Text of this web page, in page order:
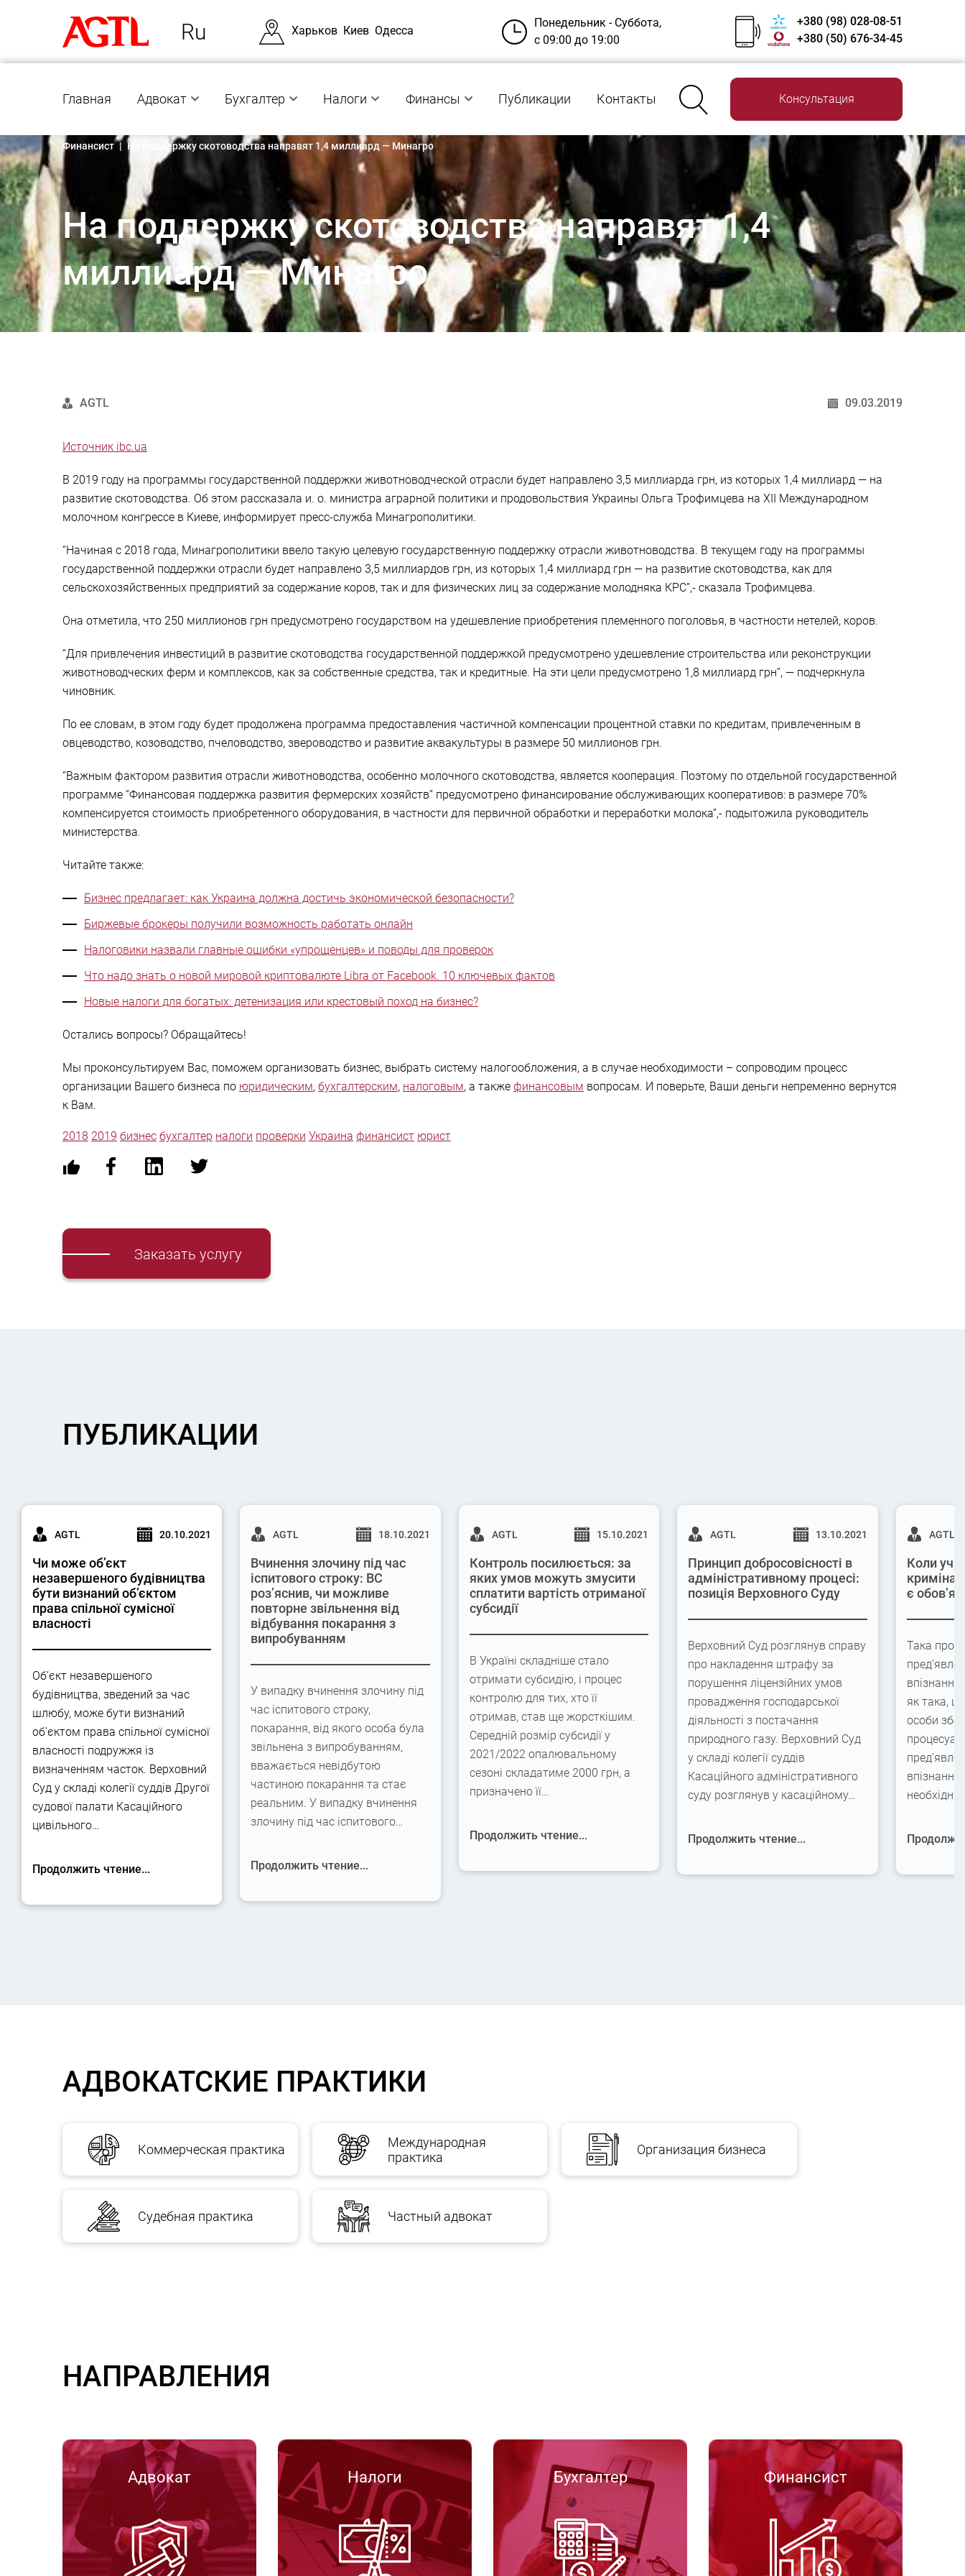
Ru Харьков Киев Одесса
Понедельник - Суббота,
с 09:00 до 19:00
+380 (98) 028-08-51
+380 (50) 676-34-45
Главная Адвокат Бухгалтер Налоги Финансы Публикации Контакты Консультация
Финансист | На поддержку скотоводства направят 1,4 миллиард — Минагро
На поддержку скотоводства направят 1,4
миллиард — Минагро
AGTL 09.03.2019
Источник ibc.ua
В 2019 году на программы государственной поддержки животноводческой отрасли будет направлено 3,5 миллиарда грн, из которых 1,4 миллиард — на
развитие скотоводства. Об этом рассказала и. о. министра аграрной политики и продовольствия Украины Ольга Трофимцева на XII Международном
молочном конгрессе в Киеве, информирует пресс-служба Минагрополитики.
“Начиная с 2018 года, Минагрополитики ввело такую целевую государственную поддержку отрасли животноводства. В текущем году на программы
государственной поддержки отрасли будет направлено 3,5 миллиардов грн, из которых 1,4 миллиард грн — на развитие скотоводства, как для
сельскохозяйственных предприятий за содержание коров, так и для физических лиц за содержание молодняка КРС”,- сказала Трофимцева.
Она отметила, что 250 миллионов грн предусмотрено государством на удешевление приобретения племенного поголовья, в частности нетелей, коров.
“Для привлечения инвестиций в развитие скотоводства государственной поддержкой предусмотрено удешевление строительства или реконструкции
животноводческих ферм и комплексов, как за собственные средства, так и кредитные. На эти цели предусмотрено 1,8 миллиард грн”, — подчеркнула
чиновник.
По ее словам, в этом году будет продолжена программа предоставления частичной компенсации процентной ставки по кредитам, привлеченным в
овцеводство, козоводство, пчеловодство, звероводство и развитие аквакультуры в размере 50 миллионов грн.
“Важным фактором развития отрасли животноводства, особенно молочного скотоводства, является кооперация. Поэтому по отдельной государственной
программе “Финансовая поддержка развития фермерских хозяйств” предусмотрено финансирование обслуживающих кооперативов: в размере 70%
компенсируется стоимость приобретенного оборудования, в частности для первичной обработки и переработки молока”,- подытожила руководитель
министерства.
Читайте также:
Бизнес предлагает: как Украина должна достичь экономической безопасности?
Биржевые брокеры получили возможность работать онлайн
Налоговики назвали главные ошибки «упрощенцев» и поводы для проверок
Что надо знать о новой мировой криптовалюте Libra от Facebook. 10 ключевых фактов
Новые налоги для богатых: детенизация или крестовый поход на бизнес?
Остались вопросы? Обращайтесь!
Мы проконсультируем Вас, поможем организовать бизнес, выбрать систему налогообложения, а в случае необходимости – сопроводим процесс
организации Вашего бизнеса по юридическим, бухгалтерским, налоговым, а также финансовым вопросам. И поверьте, Ваши деньги непременно вернутся
к Вам.
2018 2019 бизнес бухгалтер налоги проверки Украина финансист юрист
Заказать услугу
ПУБЛИКАЦИИ
AGTL 20.10.2021
Чи може об’єкт
незавершеного будівництва
бути визнаний об’єктом
права спільної сумісної
власності
Об’єкт незавершеного
будівництва, зведений за час
шлюбу, може бути визнаний
об’єктом права спільної сумісної
власності подружжя із
визначенням часток. Верховний
Суд у складі колегії суддів Другої
судової палати Касаційного
цивільного…
Продолжить чтение...
AGTL 18.10.2021
Вчинення злочину під час
іспитового строку: ВС
роз’яснив, чи можливе
повторне звільнення від
відбування покарання з
випробуванням
У випадку вчинення злочину під
час іспитового строку,
покарання, від якого особа була
звільнена з випробуванням,
вважається невідбутою
частиною покарання та стає
реальним. У випадку вчинення
злочину під час іспитового…
Продолжить чтение...
AGTL 15.10.2021
Контроль посилюється: за
яких умов можуть змусити
сплатити вартість отриманої
субсидії
В Україні складніше стало
отримати субсидію, і процес
контролю для тих, хто її
отримав, став ще жорсткішим.
Середній розмір субсидії у
2021/2022 опалювальному
сезоні складатиме 2000 грн, а
призначено її…
Продолжить чтение...
AGTL 13.10.2021
Принцип добросовісності в
адміністративному процесі:
позиція Верховного Суду
Верховний Суд розглянув справу
про накладення штрафу за
порушення ліцензійних умов
провадження господарської
діяльності з постачання
природного газу. Верховний Суд
у складі колегії суддів
Касаційного адміністративного
суду розглянув у касаційному…
Продолжить чтение...
AGTL
Коли
є
Така
як така,
особи
АДВОКАТСКИЕ ПРАКТИКИ
Коммерческая практика
Международная
практика
Организация бизнеса
Судебная практика Частный адвокат
НАПРАВЛЕНИЯ
Адвокат Налоги Бухгалтер Финансист